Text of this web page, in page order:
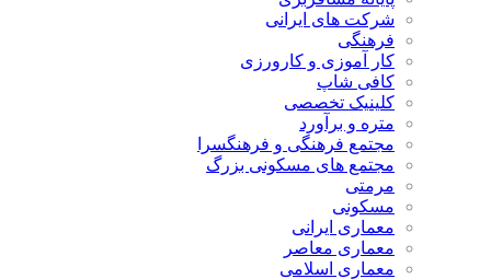
شرکت های ایرانی
فرهنگی
کار آموزی و کارورزی
کافی شاپ
کلینیک تخصصی
متره و برآورد
مجتمع فرهنگی و فرهنگسرا
مجتمع های مسکونی بزرگ
مرمتی
مسکونی
معماری ایرانی
معماری معاصر
معماری اسلامی